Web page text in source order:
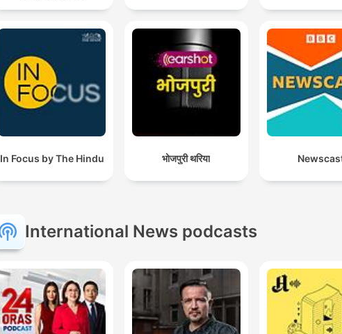
In Focus by The Hindu भोजपुरी थरिया
International News podcasts